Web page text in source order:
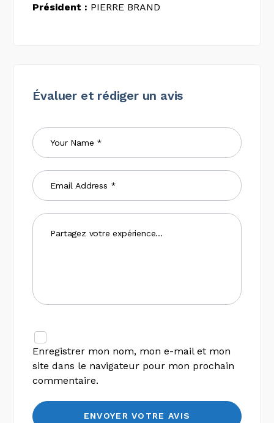
Président : PIERRE BRAND
Évaluer et rédiger un avis
Enregistrer mon nom, mon e-mail et mon
site dans le navigateur pour mon prochain
commentaire.